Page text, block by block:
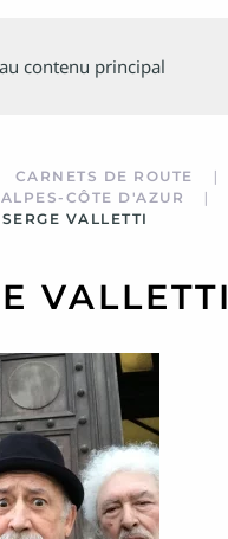
contenu principal
MINVIELLE
CARNETS DE ROUTE
CÔTE D'AZUR
SERGE VALLETTI
VALLETTI